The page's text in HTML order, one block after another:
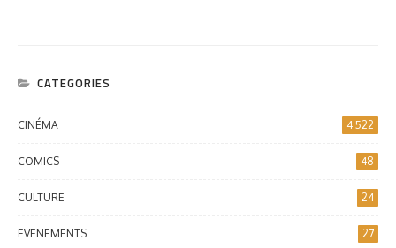
CATEGORIES
CINÉMA 4 522
COMICS 48
CULTURE 24
EVENEMENTS 27